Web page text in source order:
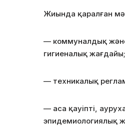
Жиында қаралған
— коммуналдық және
гигиеналық жағдайы;
— техникалық
— аса қауіпті,
эпидемиологиялық